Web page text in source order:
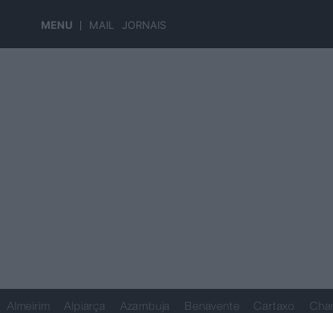
MENU MAIL JORNAIS
Almeirim Alpiarça Azambuja Benavente Cartaxo